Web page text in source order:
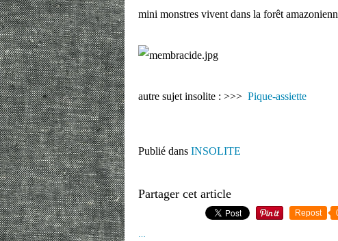
mini monstres vivent dans la forêt
autre sujet insolite : >>> Pique-assiette
Publié dans INSOLITE
Partager cet article
Repost